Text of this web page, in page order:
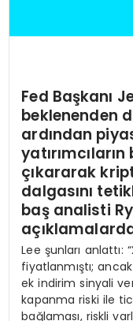
Fed Başkanı
beklenenden
ardından
çıkararak
dalgasını
baş analisti
Lee şunları anlattı:
fiyatlanmıştı; ancak
ek indirim sinyali
kapanma riski ile
bağlaması, riskli